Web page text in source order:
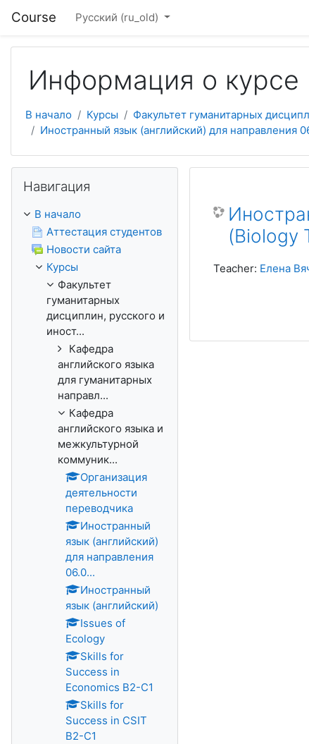
Course Русский ‎(ru_old)‎
Информация о курсе
В начало Курсы Факультет гуманитарных
Иностранный язык (английский) для направления
(Biology
Teacher: Елена
Навигация
В начало
Аттестация студентов
Новости сайта
Курсы
Факультет
гуманитарных
дисциплин, русского и
иност...
Кафедра
английского языка
для гуманитарных
направл...
Кафедра
английского языка и
межкультурной
коммуник...
Организация
деятельности
переводчика
Иностранный
язык (английский)
для направления
06.0...
Иностранный
язык (английский)
Issues of
Ecology
Skills for
Success in
Economics B2-C1
Skills for
Success in CSIT
B2-C1